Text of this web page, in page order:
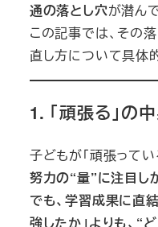
通の落とし穴が潜ん
この記事では、その
直し方について具体
1. 「頑張る」の
子どもが「頑張って
努力の“量”に注目し
でも、学習成果に直
強したか」よりも、“